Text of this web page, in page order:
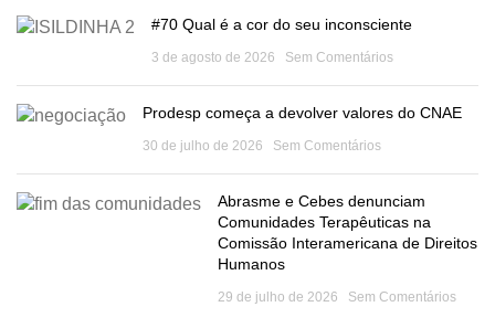
#70 Qual é a cor do seu inconsciente
3 de agosto de 2026 Sem Comentários
Prodesp começa a devolver valores do CNAE
30 de julho de 2026 Sem Comentários
Abrasme e Cebes denunciam
Comunidades Terapêuticas na
Comissão Interamericana de Direitos
Humanos
29 de julho de 2026 Sem Comentários